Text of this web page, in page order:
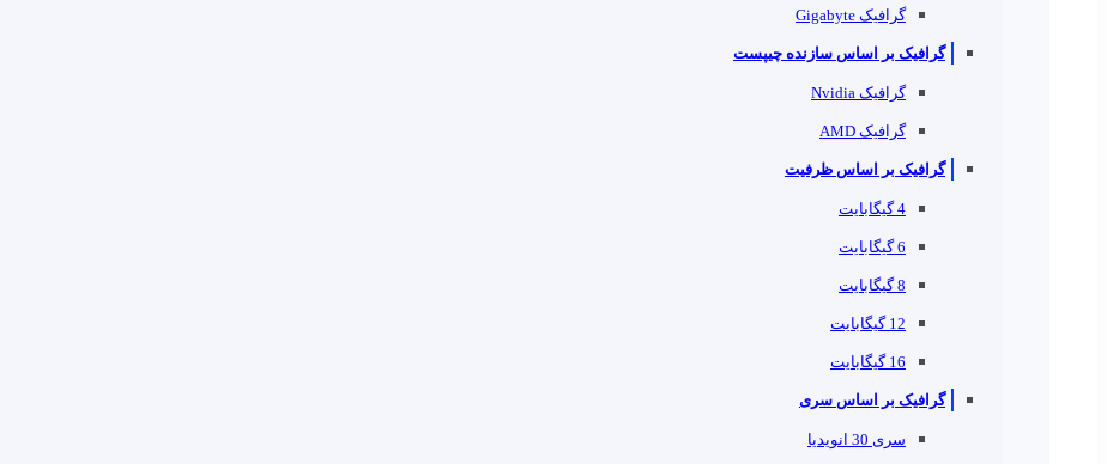
گرافیک Gigabyte
گرافیک بر اساس سازنده چیپست
گرافیک Nvidia
گرافیک AMD
گرافیک بر اساس ظرفیت
4 گیگابایت
6 گیگابایت
8 گیگابایت
12 گیگابایت
16 گیگابایت
گرافیک بر اساس سری
سری 30 انویدیا